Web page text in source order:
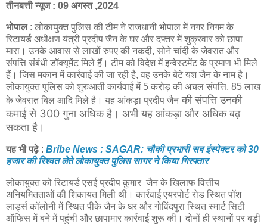
तीनबत्ती न्यूज : 09 अगस्त ,2024
भोपाल: लोकायुक्त पुलिस की टीम ने राजधानी भोपाल में नगर निगम के
रिटायर्ड अधीक्षण यंत्री प्रदीप जैन के घर और दफ्तर में शुक्रवार को छापा
मारा। उनके आवास से लाखों रुपए की नकदी, सोने चांदी के जेवरात और
संपत्ति संबंधी डॉक्यूमेंट मिले हैं। टीम को विदेश में इन्वेस्टमेंट के प्रमाण भी मिले
हैं। जिस मकान में कार्रवाई की जा रही है, वह उनके बेटे यश जैन के नाम है।
लोकायुक्त पुलिस को शुरुआती कार्यवाई में 5 करोड़ की अचल संपत्ति, 85 लाख
के जेवरात बिल आदि मिले है। यह आंकड़ा प्रदीप जैन की संपत्ति उनकी
कमाई से 300 गुना अधिक है। अभी यह आंकड़ा और अधिक बढ़
सकता है।
यह भी पढ़े : Bribe News : SAGAR: चौकी प्रभारी सब इंस्पेक्टर को 30
हजार की रिश्वत लेते लोकायुक्त पुलिस सागर ने किया गिरफ्तार
लोकायुक्त को रिटायर्ड एसई प्रदीप कुमार जैन के खिलाफ वित्तीय
अनियमितताओं की शिकायत मिली थी। कार्रवाई एयरपोर्ट रोड स्थित पॉश
लार्ड्स कॉलोनी में स्थित पीके जैन के घर और गोविंदपुरा स्थित स्मार्ट सिटी
ऑफिस में बने में पहुंची और छापामार कार्रवाई शुरू की। दोनों ही स्थानों पर बड़ी